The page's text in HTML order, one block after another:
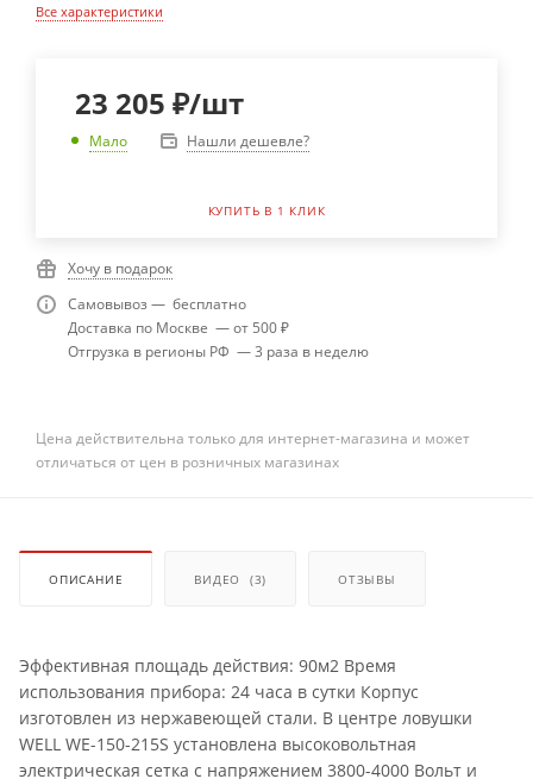
Все характеристики
23 205 ₽/шт
Мало Нашли дешевле?
КУПИТЬ В 1 КЛИК
Хочу в подарок
Самовывоз — бесплатно
Доставка по Москве — от 500 ₽
Отгрузка в регионы РФ — 3 раза в неделю
Цена действительна только для интернет-магазина и может
отличаться от цен в розничных магазинах
ОПИСАНИЕ ВИДЕО (3) ОТЗЫВЫ
Эффективная площадь действия: 90м2 Время
использования прибора: 24 часа в сутки Корпус
изготовлен из нержавеющей стали. В центре ловушки
WELL WE-150-215S установлена высоковольтная
электрическая сетка с напряжением 3800-4000 Вольт и